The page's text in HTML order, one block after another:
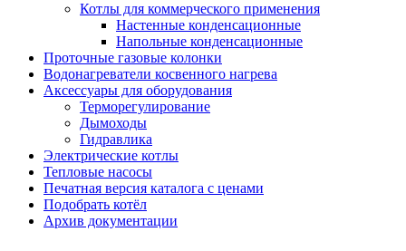
Котлы для коммерческого применения
Настенные конденсационные
Напольные конденсационные
Проточные газовые колонки
Водонагреватели косвенного нагрева
Аксессуары для оборудования
Терморегулирование
Дымоходы
Гидравлика
Электрические котлы
Тепловые насосы
Печатная версия каталога с ценами
Подобрать котёл
Архив документации